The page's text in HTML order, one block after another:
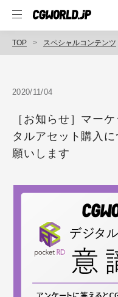
TOP スペシャルコンテンツ
2020/11/04
［お知らせ］マー
タルアセット購入
願いします